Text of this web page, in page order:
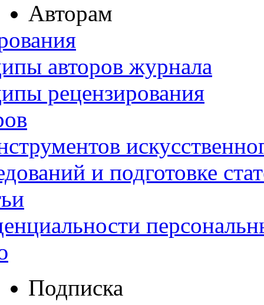
Авторам
авторов журнала
рецензирования
и подготовке
Подписка